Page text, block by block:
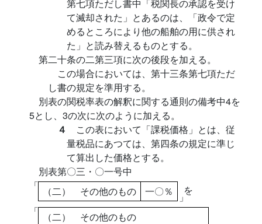
第七項ただし書中「税関長の承認を受け
て滅却された」とあるのは、「政令で定
めるところにより他の船舶の用に供され
た」と読み替えるものとする。
第二十条の二第三項に次の後段を加える。
この場合においては、第十三条第七項ただ
し書の規定を準用する。
別表の関税率表の解釈に関する通則の備考中4を
5とし、3の次に次のように加える。
４ この表において「課税価格」とは、従
量税品にあつては、第四条の規定に準じ
て算出した価格とする。
別表第〇三・〇一号中
「
（二） その他のもの 一〇％ 」
を
「
（二） その他のもの